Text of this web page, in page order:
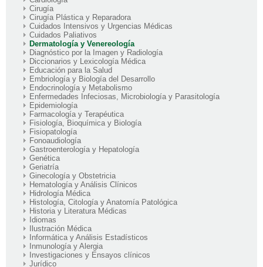
Cirugía
Cirugía Plástica y Reparadora
Cuidados Intensivos y Urgencias Médicas
Cuidados Paliativos
Dermatología y Venereología
Diagnóstico por la Imagen y Radiología
Diccionarios y Lexicología Médica
Educación para la Salud
Embriología y Biología del Desarrollo
Endocrinología y Metabolismo
Enfermedades Infeciosas, Microbiología y Parasitología
Epidemiología
Farmacología y Terapéutica
Fisiología, Bioquímica y Biología
Fisiopatología
Fonoaudiología
Gastroenterología y Hepatología
Genética
Geriatría
Ginecología y Obstetricia
Hematología y Análisis Clínicos
Hidrología Médica
Histología, Citología y Anatomía Patológica
Historia y Literatura Médicas
Idiomas
Ilustración Médica
Informática y Análisis Estadísticos
Inmunología y Alergia
Investigaciones y Ensayos clínicos
Jurídico